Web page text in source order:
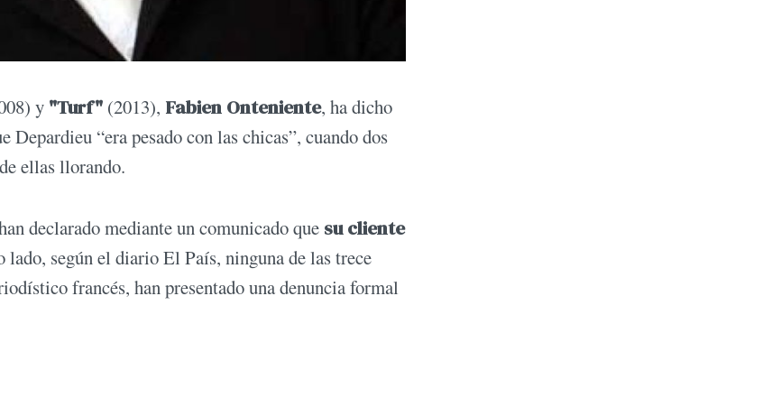
y "Turf" (2013), Fabien Onteniente, ha dicho
“era pesado con las chicas”, cuando dos
ellas llorando.
declarado mediante un comunicado que su cliente
lado, según el diario El País, ninguna de las trece
francés, han presentado una denuncia formal